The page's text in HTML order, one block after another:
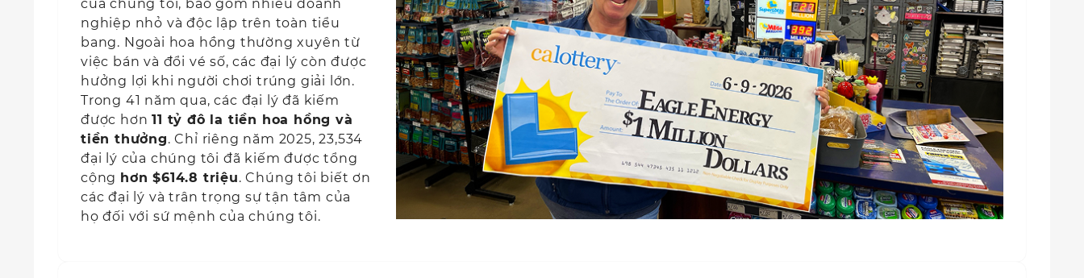
của chúng tôi, bao gồm nhiều doanh
nghiệp nhỏ và độc lập trên toàn tiểu
bang. Ngoài hoa hồng thường xuyên từ
việc bán và đổi vé số, các đại lý còn được
hưởng lợi khi người chơi trúng giải lớn.
Trong 41 năm qua, các đại lý đã kiếm
được hơn11 tỷ đô la tiền hoa hồng và
tiền thưởng. Chỉ riêng năm 2025, 23,534
đại lý của chúng tôi đã kiếm được tổng
cộng hơn $614.8 triệu. Chúng tôi biết ơn
các đại lý và trân trọng sự tận tâm của
họ đối với sứ mệnh của chúng tôi.